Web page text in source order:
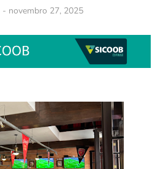
- novembro 27, 2025